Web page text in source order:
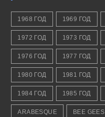
1968 ГОД 1969 ГОД
1972 ГОД 1973 ГОД
1976 ГОД 1977 ГОД
1980 ГОД 1981 ГОД
1984 ГОД 1985 ГОД
ARABESQUE BEE GEES